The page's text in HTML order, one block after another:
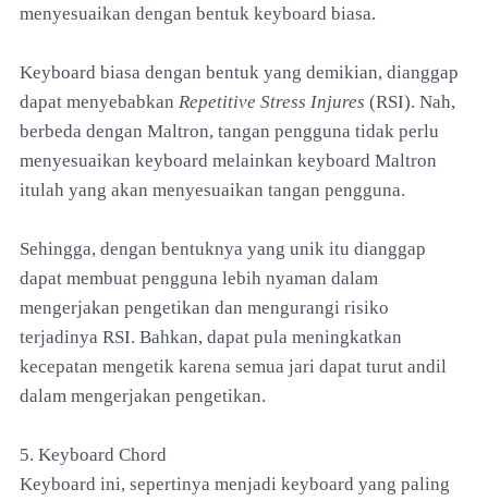
menyesuaikan dengan bentuk keyboard biasa.
Keyboard biasa dengan bentuk yang demikian, dianggap
dapat menyebabkan Repetitive Stress Injures (RSI). Nah,
berbeda dengan Maltron, tangan pengguna tidak perlu
menyesuaikan keyboard melainkan keyboard Maltron
itulah yang akan menyesuaikan tangan pengguna.
Sehingga, dengan bentuknya yang unik itu dianggap
dapat membuat pengguna lebih nyaman dalam
mengerjakan pengetikan dan mengurangi risiko
terjadinya RSI. Bahkan, dapat pula meningkatkan
kecepatan mengetik karena semua jari dapat turut andil
dalam mengerjakan pengetikan.
5. Keyboard Chord
Keyboard ini, sepertinya menjadi keyboard yang paling